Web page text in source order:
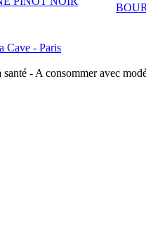
Cave - Paris
- A consommer avec